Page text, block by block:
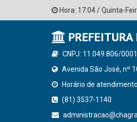
Hora: 17:04/Quinta-
CNPJ: 11.049.806/
Avenida São José, nº
Horário de
(81) 3537-1140